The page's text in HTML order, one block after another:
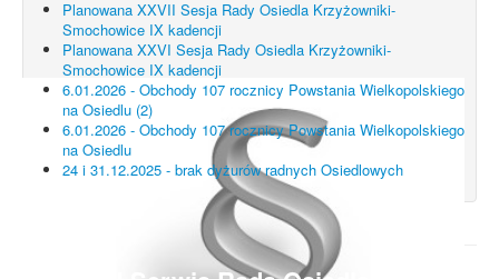
Planowana XXVII Sesja Rady Osiedla Krzyżowniki-
Smochowice IX kadencji
Planowana XXVI Sesja Rady Osiedla Krzyżowniki-
Smochowice IX kadencji
6.01.2026 - Obchody 107 rocznicy Powstania Wielkopolskiego
na Osiedlu (2)
6.01.2026 - Obchody 107 rocznicy Powstania Wielkopolskiego
na Osiedlu
24 i 31.12.2025 - brak dyżurów radnych Osiedlowych